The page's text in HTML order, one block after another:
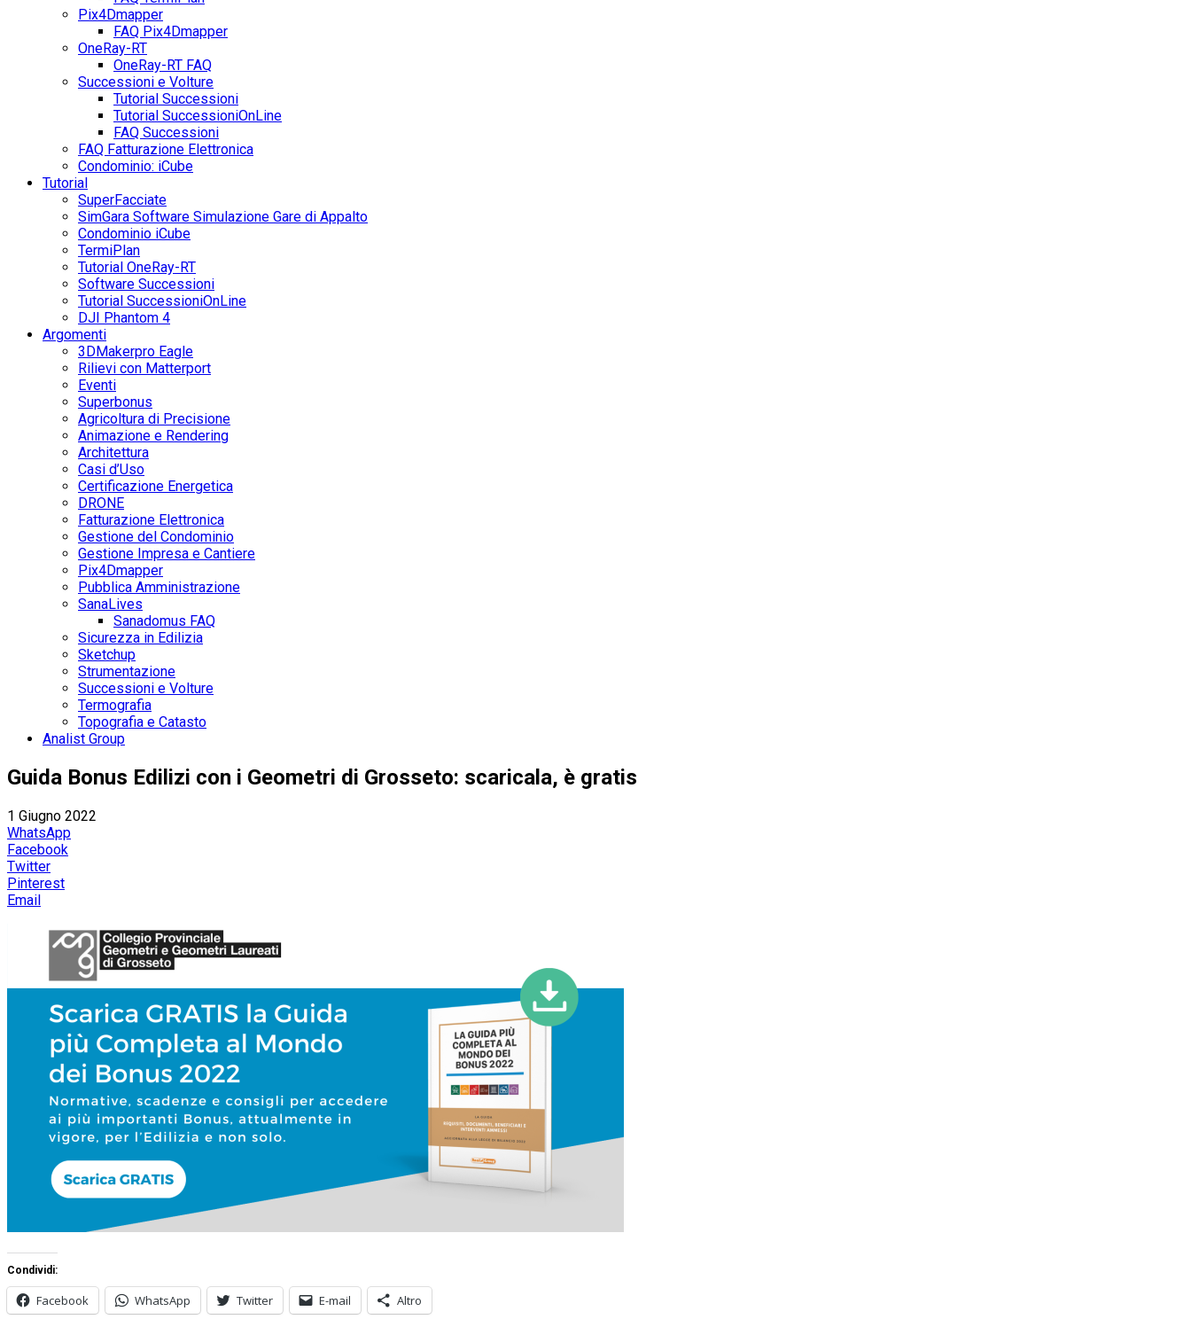
Pix4Dmapper
FAQ Pix4Dmapper
OneRay-RT
OneRay-RT FAQ
Successioni e Volture
Tutorial Successioni
Tutorial SuccessioniOnLine
FAQ Successioni
FAQ Fatturazione Elettronica
Condominio: iCube
Tutorial
SuperFacciate
SimGara Software Simulazione Gare di Appalto
Condominio iCube
TermiPlan
Tutorial OneRay-RT
Software Successioni
Tutorial SuccessioniOnLine
DJI Phantom 4
Argomenti
3DMakerpro Eagle
Rilievi con Matterport
Eventi
Superbonus
Agricoltura di Precisione
Animazione e Rendering
Architettura
Casi d’Uso
Certificazione Energetica
DRONE
Fatturazione Elettronica
Gestione del Condominio
Gestione Impresa e Cantiere
Pix4Dmapper
Pubblica Amministrazione
SanaLives
Sanadomus FAQ
Sicurezza in Edilizia
Sketchup
Strumentazione
Successioni e Volture
Termografia
Topografia e Catasto
Analist Group
Guida Bonus Edilizi con i Geometri di Grosseto: scaricala, è gratis
1 Giugno 2022
WhatsApp
Facebook
Twitter
Pinterest
Email
Condividi:
Facebook WhatsApp Twitter E-mail Altro